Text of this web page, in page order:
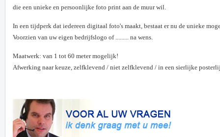
die een unieke en persoonlijke foto print aan de muur wil.
In een tijdperk dat iedereen digitaal foto's maakt, bestaat er nu de unieke
Voorzien van uw eigen bedrijfslogo of ......... na wens.
Maatwerk: van 1 tot 60 meter mogelijk!
Afwerking naar keuze, zelfklevend / niet zelfklevend / in een sierlijke